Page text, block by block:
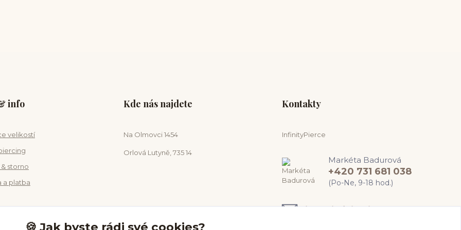
info
velikostí
storno
a platba
Kde nás najdete
Na Olmovci 1454
Orlová Lutyně, 735 14
Kontakty
InfinityPierce
Markéta Badurová
+420 731 681 038
(Po-Ne, 9-18 hod.)
info@infinitypierce.cz
🍪 Jak byste rádi své cookies?